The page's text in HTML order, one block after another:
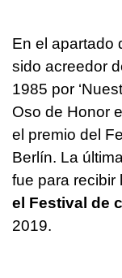
En el apartado
sido acreedor
1985 por
Oso de Honor
el premio del
Berlín. La
fue para recibir
el Festival de
2019.